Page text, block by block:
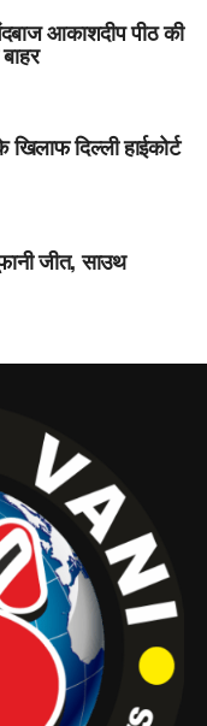
आकाशदीप पीठ की
दिल्ली हाईकोर्ट
जीत, साउथ